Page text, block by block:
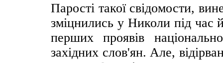
Парості такої свідомости,
зміцнились у Николи під час
перших проявів
західних слов'ян. Але,